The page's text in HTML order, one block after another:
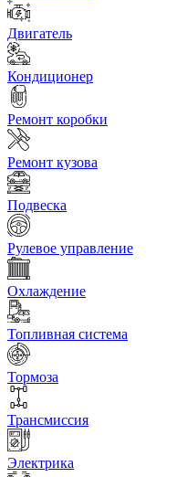
Двигатель
Кондиционер
Ремонт коробки
Ремонт кузова
Подвеска
Рулевое управление
Охлаждение
Топливная система
Тормоза
Трансмиссия
Электрика